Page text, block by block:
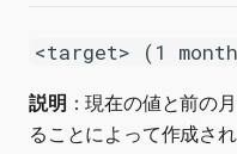
<target> (1
説明 ：現在の値と前の
ることによって作成さ